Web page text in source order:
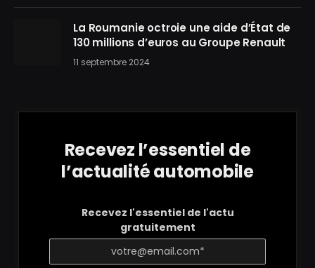
La Roumanie octroie une aide d’État de
130 millions d’euros au Groupe Renault
11 septembre 2024
Recevez l’essentiel de
l’actualité automobile
Recevez l'essentiel de l'actu
gratuitement